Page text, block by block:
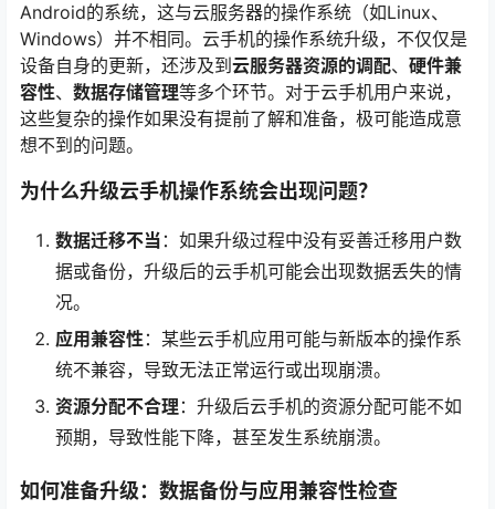
Android的系统，这与云服务器的操作系统（如Linux、
Windows）并不相同。云手机的操作系统升级，不仅仅是
设备自身的更新，还涉及到 云服务器资源的调配、 硬件兼
容性、 数据存储管理等多个环节。对于云手机用户来说，
这些复杂的操作如果没有提前了解和准备，极可能造成意
想不到的问题。
为什么升级云手机操作系统会出现问题？
数据迁移不当 ：如果升级过程中没有妥善迁移用户数
据或备份，升级后的云手机可能会出现数据丢失的情
况。
应用兼容性：某些云手机应用可能与新版本的操作系
统不兼容，导致无法正常运行或出现崩溃。
资源分配不合理 ：升级后云手机的资源分配可能不如
预期，导致性能下降，甚至发生系统崩溃。
如何准备升级：数据备份与应用兼容性检查